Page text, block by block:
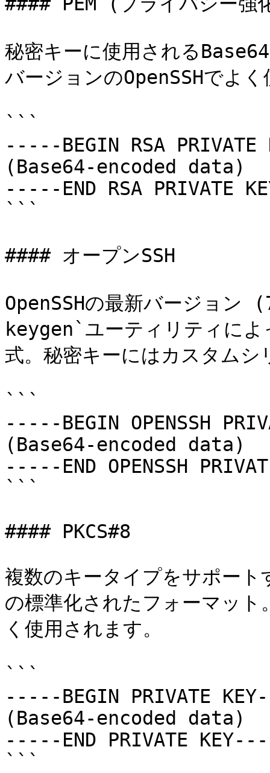
秘密キーに使用される
バージョンのOpenSSHでよ
```
-----BEGIN RSA
(Base64-encoded data)
-----END RSA PRIVATE
```
#### オープンSSH
OpenSSHの最新バージョ
keygen`ユーティリティによ
式。秘密キーにはカスタム
```
-----BEGIN OPENSSH
(Base64-encoded data)
-----END OPENSSH
```
#### PKCS#8
複数のキータイプをサポー
の標準化されたフォーマット
く使用されます。
```
-----BEGIN PRIVATE
(Base64-encoded data)
-----END PRIVATE
```